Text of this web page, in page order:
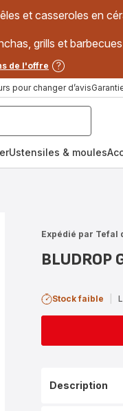
et casseroles en
grills et
de l'offre
pour changer d’avis
Ustensiles & moules
Expédié par Tefal
BLUDROP
Stock faible
Description